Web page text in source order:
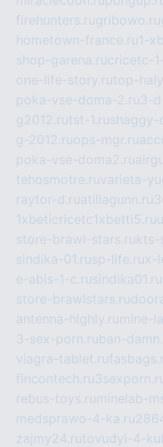
firehunters.rugribowo.ru
hometown-france.ru1-
shop-garena.rucricetc-
one-life-story.rutop-
poka-vse-doma-2.ru3-
g2012.rutst-1.rushaggy-
g-2012.ruops-mgr.ru
poka-vse-doma2.ru
tehosmotre.ruvarieta-
raytor-d.ruatillagunn.ru
1xbeticricetc1xbetti5.ru
store-brawl-stars.rukts-
sindika-01.rusp-life.rux-
e-abis-1-c.rusindika01.ru
store-brawlstars.ru
antenna-highly.ru mine-
3-sex-porn.ruban-
viagra-tablet.ru
fincontech.ru
rebus-toys.ru minelab-
medsprawo-4-ka.ru
zajmy24.rutovudyi-4-